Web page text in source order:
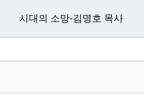
시대의 소망-김명호 목사